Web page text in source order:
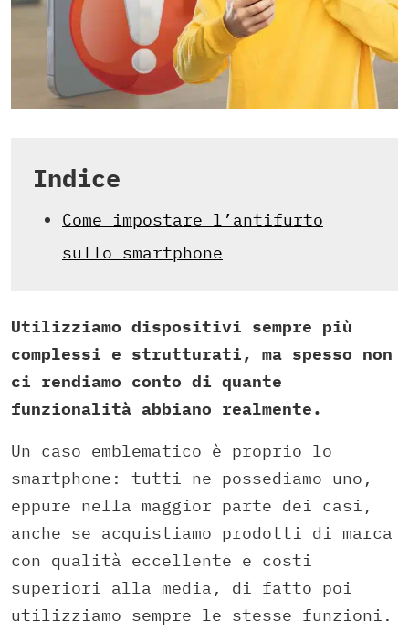
Indice
Come impostare l’antifurto
sullo smartphone
Utilizziamo dispositivi sempre più
complessi e strutturati, ma spesso non
ci rendiamo conto di quante
funzionalità abbiano realmente.
Un caso emblematico è proprio lo
smartphone: tutti ne possediamo uno,
eppure nella maggior parte dei casi,
anche se acquistiamo prodotti di marca
con qualità eccellente e costi
superiori alla media, di fatto poi
utilizziamo sempre le stesse funzioni.